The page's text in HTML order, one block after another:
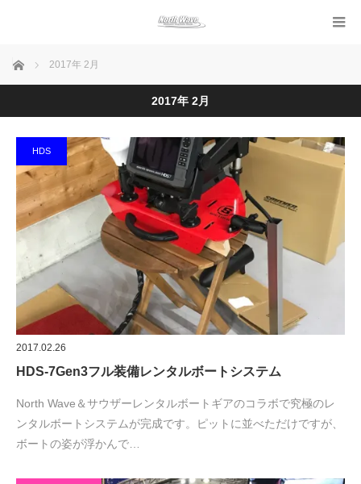
ホーム 2017年 2月
2017年 2月
HDS
2017.02.26
HDS-7Gen3フル装備レンタルボートシステム
North Wave＆サウザーレンタルボートギアのコラボで究極のレ
ンタルボートシステムが完成です。ピットに並べただけですが、
ボートの姿が浮かんで…